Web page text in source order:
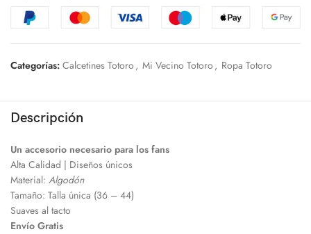
Categorías: Calcetines Totoro , Mi Vecino Totoro , Ropa Totoro
Descripción
Un accesorio necesario para los fans
Alta Calidad | Diseños únicos
Material: Algodón
Tamaño: Talla única (36 – 44)
Suaves al tacto
Envío Gratis